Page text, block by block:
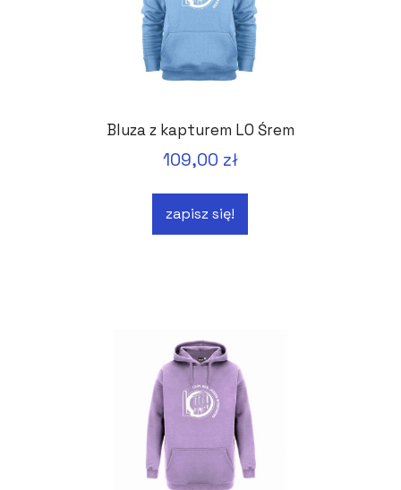
Bluza z kapturem LO Śrem
109,00 zł
zapisz się!